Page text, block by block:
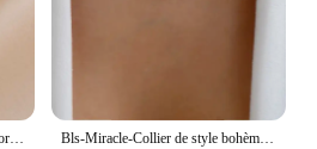
Ensemble de bagues et boucles d'oreilles en Zircon carré pour femmes, ensemble de bijoux de luxe pour mariage et fiançailles, cadeaux de fête brillants Bls-Miracle-Collier de style bohème pour femme, pendentif en cristal multicouche, ensemble de colliers de la présidence, bijoux cadeaux, plusieurs styles